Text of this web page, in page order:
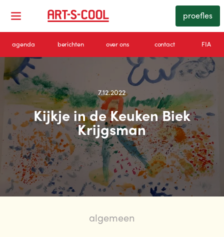
proefles
agenda berichten over ons contact FIA
7.12.2022
Kijkje in de Keuken Biek
Krijgsman
algemeen